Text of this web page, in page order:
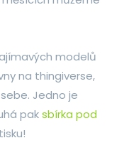
modelů
na thingiverse,
Jedno je
paksbírka pod